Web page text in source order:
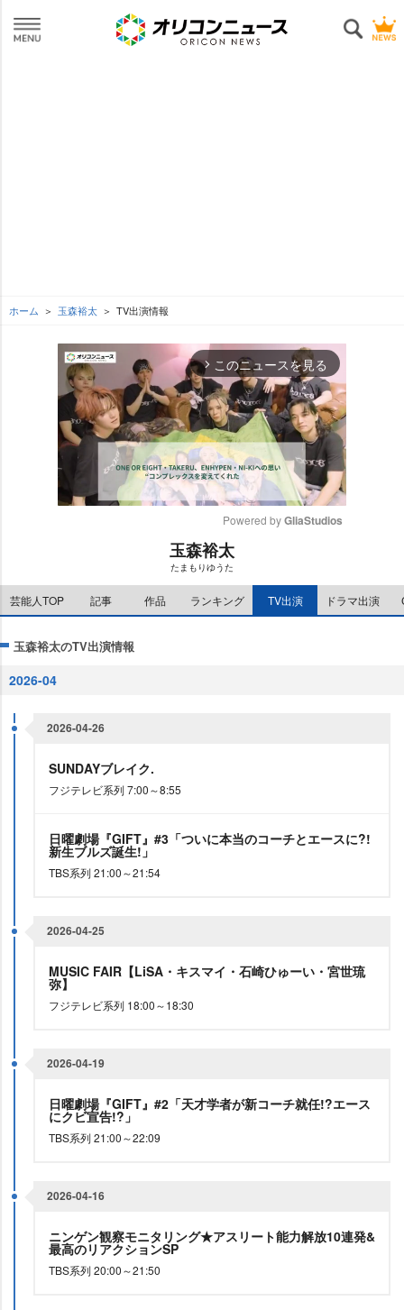
ホーム 玉森裕太 TV出演情報
arrow_forward_ios このニュースを見る
e
Powered by GliaStudios
玉森裕太
たまもりゆうた
芸能人TOP 記事 作品 ランキング TV出演 ドラマ出演
玉森裕太のTV出演情報
2026-04
2026-04-26
SUNDAYブレイク.
フジテレビ系列 7:00～8:55
日曜劇場『GIFT』#3「ついに本当のコーチとエースに?!
新生ブルズ誕生!」
TBS系列 21:00～21:54
2026-04-25
MUSIC FAIR【LiSA・キスマイ・石崎ひゅーい・宮世琉
弥】
フジテレビ系列 18:00～18:30
2026-04-19
日曜劇場『GIFT』#2「天才学者が新コーチ就任!?エース
にクビ宣告!?」
TBS系列 21:00～22:09
2026-04-16
ニンゲン観察モニタリング★アスリート能力解放10連発&
最高のリアクションSP
TBS系列 20:00～21:50